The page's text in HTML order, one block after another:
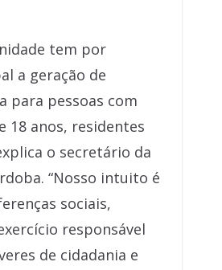
tem por
a geração de
para pessoas com
18 anos, residentes
o secretário da
“Nosso intuito é
sociais,
responsável
de cidadania e